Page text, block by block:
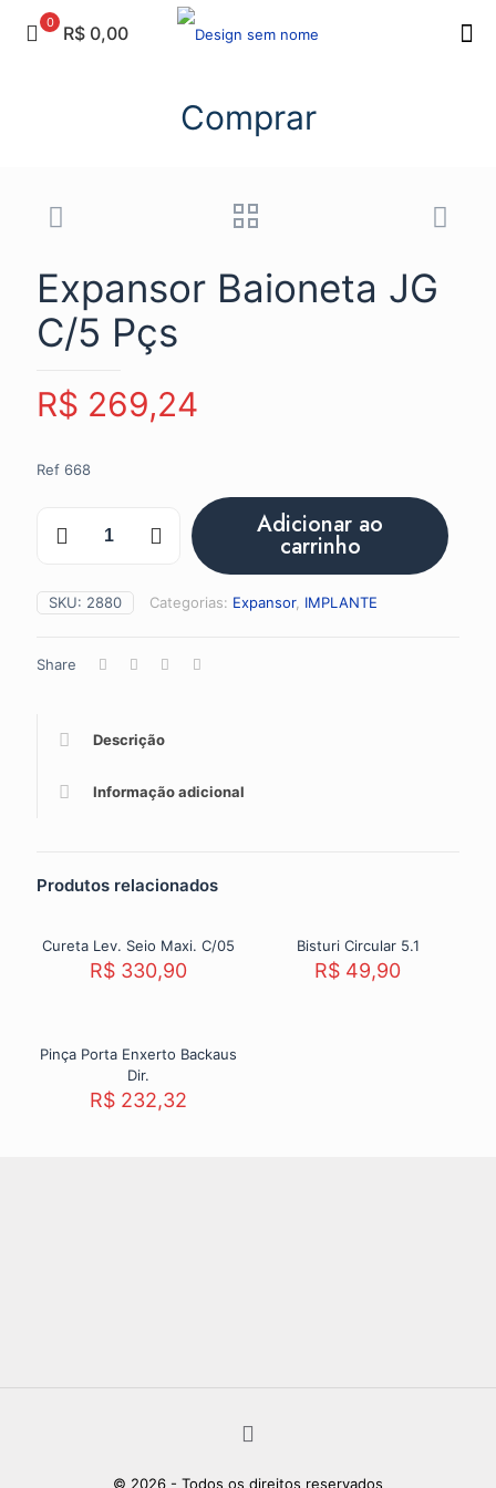
0 R$ 0,00
Comprar
Expansor Baioneta JG
C/5 Pçs
R$ 269,24
Ref 668
Pçs
Adicionar ao
carrinho
SKU: 2880 Categorias: Expansor, IMPLANTE
Share
Descrição
Informação adicional
Produtos relacionados
Cureta Lev. Seio Maxi. C/05
R$330,90
Bisturi Circular 5.1
R$ 49,90
Pinça Porta Enxerto Backaus
Dir.
R$232,32
© 2026 - Todos os direitos reservados